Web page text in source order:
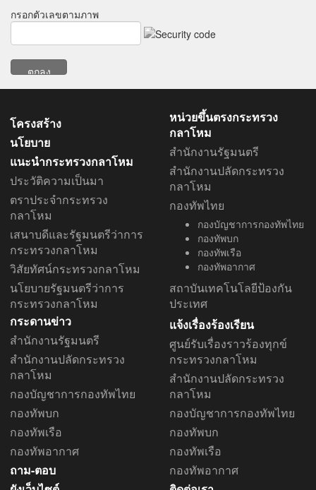
กรอกตัวเลขตามภาพ
โครงสร้าง
นโยบาย
แนะนำกระทรวงกลาโหม
ประวัติความเป็นมา
ตราประจำกระทรวง
กลาโหม
เสนาบดีและรัฐมนตรีว่าการ
กระทรวงกลาโหม
วิสัยทัศน์กระทรวงกลาโหม
นโยบายรัฐมนตรีว่าการ
กระทรวงกลาโหม
หน่วยขึ้นตรงกระทรวง
กลาโหม
สำนักงานรัฐมนตรี
สำนักงานปลัดกระทรวง
กลาโหม
กองทัพไทย
กองบัญชาการกองทัพไทย
กองทัพบก
กองทัพเรือ
กองทัพอากาศ
สถาบันเทคโนโลยีป้องกัน
ประเทศ
กระดานข่าว
สำนักงานรัฐมนตรี
สำนักงานปลัดกระทรวง
กลาโหม
กองบัญชาการกองทัพไทย
กองทัพบก
กองทัพเรือ
กองทัพอากาศ
ถาม-ตอบ
แจ้งเรื่องร้องเรียน
ศูนย์รับเรื่องราวร้องทุกข์
กระทรวงกลาโหม
สำนักงานปลัดกระทรวง
กลาโหม
กองบัญชาการกองทัพไทย
กองทัพบก
กองทัพเรือ
กองทัพอากาศ